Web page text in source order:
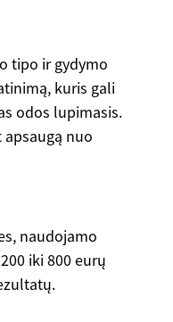
tipo ir gydymo
kuris gali
odos lupimasis.
nuo
naudojamo
iki 800 eurų